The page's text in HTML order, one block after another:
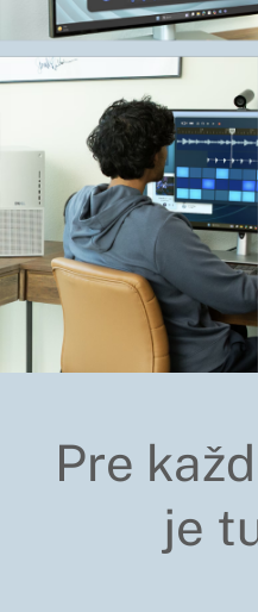
Pre
je